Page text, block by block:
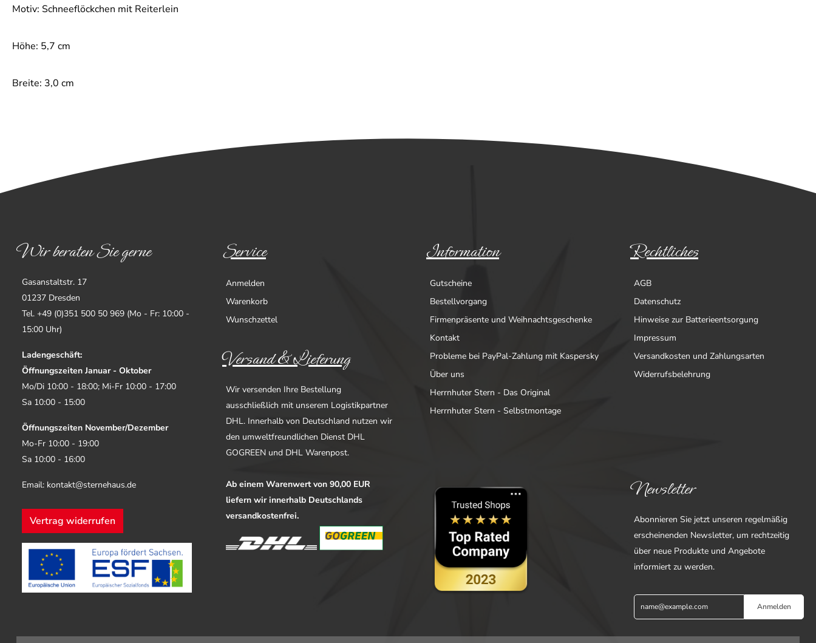
Motiv: Schneeflöckchen mit Reiterlein
Höhe: 5,7 cm
Breite: 3,0 cm
Wir beraten Sie gerne
Gasanstaltstr. 17
01237 Dresden
Tel. +49 (0)351 500 50 969 (Mo - Fr: 10:00 -
15:00 Uhr)
Ladengeschäft:
Öffnungszeiten Januar - Oktober
Mo/Di 10:00 - 18:00; Mi-Fr 10:00 - 17:00
Sa 10:00 - 15:00
Öffnungszeiten November/Dezember
Mo-Fr 10:00 - 19:00
Sa 10:00 - 16:00
Email: kontakt@sternehaus.de
Vertrag widerrufen
Service
Anmelden
Warenkorb
Wunschzettel
Information
Gutscheine
Bestellvorgang
Firmenpräsente und Weihnachtsgeschenke
Kontakt
Probleme bei PayPal-Zahlung mit Kaspersky
Über uns
Herrnhuter Stern - Das Original
Herrnhuter Stern - Selbstmontage
Rechtliches
AGB
Datenschutz
Hinweise zur Batterieentsorgung
Impressum
Versandkosten und Zahlungsarten
Widerrufsbelehrung
Versand & Lieferung
Wir versenden Ihre Bestellung
ausschließlich mit unserem Logistikpartner
DHL. Innerhalb von Deutschland nutzen wir
den umweltfreundlichen Dienst DHL
GOGREEN und DHL Warenpost.
Ab einem Warenwert von 90,00 EUR
liefern wir innerhalb Deutschlands
versandkostenfrei.
Newsletter
Abonnieren Sie jetzt unseren regelmäßig
erscheinenden Newsletter, um rechtzeitig
über neue Produkte und Angebote
informiert zu werden.
Anmelden